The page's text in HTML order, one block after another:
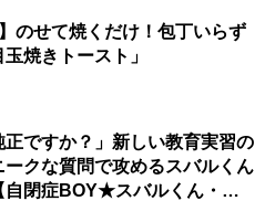
のせて焼くだけ！包丁いらず
焼きトースト」
正ですか？」新しい教育実習の
ークな質問で攻めるスバルくん
自閉症BOY★スバルくん・